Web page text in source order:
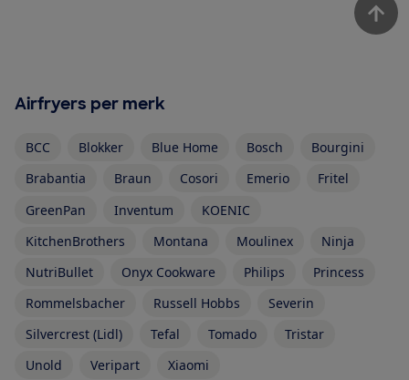
Airfryers per merk
BCC Blokker Blue Home Bosch
Bourgini
Brabantia
Braun Cosori Emerio
Fritel
GreenPan
Inventum
KOENIC
KitchenBrothers
Montana Moulinex
Ninja
NutriBullet
Onyx Cookware Philips
Princess
Rommelsbacher
Russell Hobbs
Severin
Silvercrest (Lidl)
Tefal Tomado
Tristar
Unold
Veripart Xiaomi